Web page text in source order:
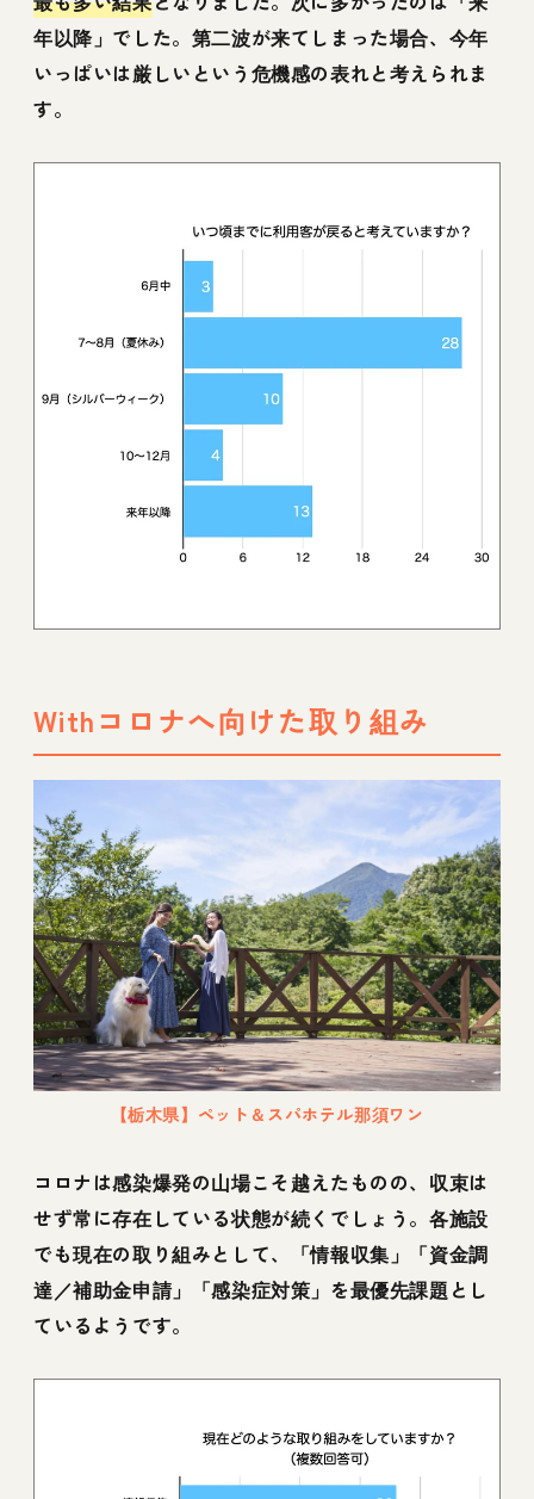
年以降」でした。第二波が来てしまった場合、今年
いっぱいは厳しいという危機感の表れと考えられま
す。
Withコロナへ向けた取り組み
【栃木県】ペット＆スパホテル那須ワン
コロナは感染爆発の山場こそ越えたものの、収束は
せず常に存在している状態が続くでしょう。各施設
でも現在の取り組みとして、「情報収集」「資金調
達／補助金申請」「感染症対策」を最優先課題とし
ているようです。